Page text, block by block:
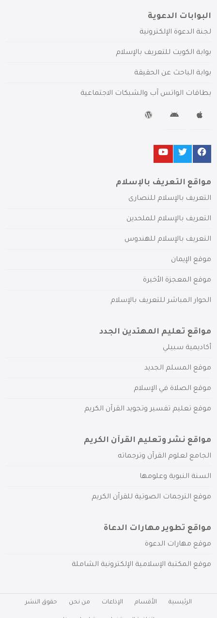
البوابات الدعوية
لجنة الدعوة الإلكترونية
بوابة الكويت للتعريف بالإسلام
بوابة الباحث عن الحقيقة
بطاقات الواتس آب والشبكات الاجتماعية
مواقع التعريف بالإسلام
التعريف بالإسلام للنصارى
التعريف بالإسلام للملحدين
التعريف بالإسلام للهندوس
موقع الإيمان
موقع المعجزة الأخيرة
الحوار المباشر للتعريف بالإسلام
مواقع تعليم المهتدين الجدد
أكاديمية سبيلي
موقع المسلم الجديد
موقع الصلاة في الإسلام
موقع تعليم تفسير وتجويد القرآن الكريم
مواقع نشر وتعليم القرآن الكريم
الجامع لعلوم القرآن وترجماته
السنة النبوية وعلومها
موقع الترجمات الصوتية للقرآن الكريم
مواقع تطوير مهارات الدعاة
موقع مهارات الدعوة
موقع المكتبة الإسلامية الإلكترونية الشاملة
الرئيسية الأقسام الإذاعات من نحن حقوق النشر